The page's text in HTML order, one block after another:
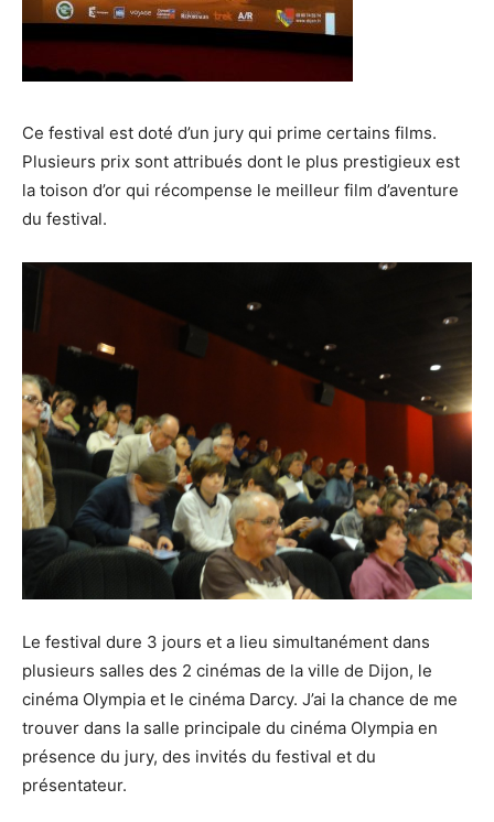
Ce festival est doté d’un jury qui prime certains films.
Plusieurs prix sont attribués dont le plus prestigieux est
la toison d’or qui récompense le meilleur film d’aventure
du festival.
Le festival dure 3 jours et a lieu simultanément dans
plusieurs salles des 2 cinémas de la ville de Dijon, le
cinéma Olympia et le cinéma Darcy. J’ai la chance de me
trouver dans la salle principale du cinéma Olympia en
présence du jury, des invités du festival et du
présentateur.